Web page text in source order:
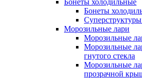
Бонеты холодильные
Бонеты
Морозильные лари
Морозильные
Морозильные
гнутого стекла
Морозильные
прозрачной